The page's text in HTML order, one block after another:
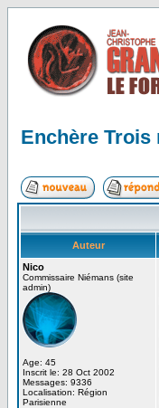
Enchère Trois
Auteur
Nico
Commissaire Niémans (site
admin)
Age: 45
Inscrit le: 28 Oct 2002
Messages: 9336
Localisation: Région
Parisienne